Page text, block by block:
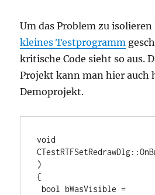
Um das Problem zu
kleines Testprogramm
kritische Code sieht so aus.
Projekt kann man hier auch
Demoprojekt.
void
)
{
bool bWasVisible =